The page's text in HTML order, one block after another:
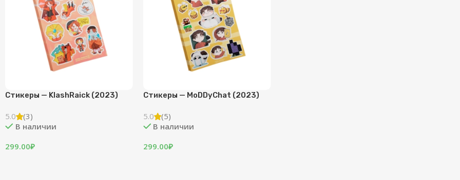
Стикеры — KlashRaick (2023)
5.0
(3)
В наличии
299.00₽
Стикеры — MoDDyChat (2023)
5.0
(5)
В наличии
299.00₽